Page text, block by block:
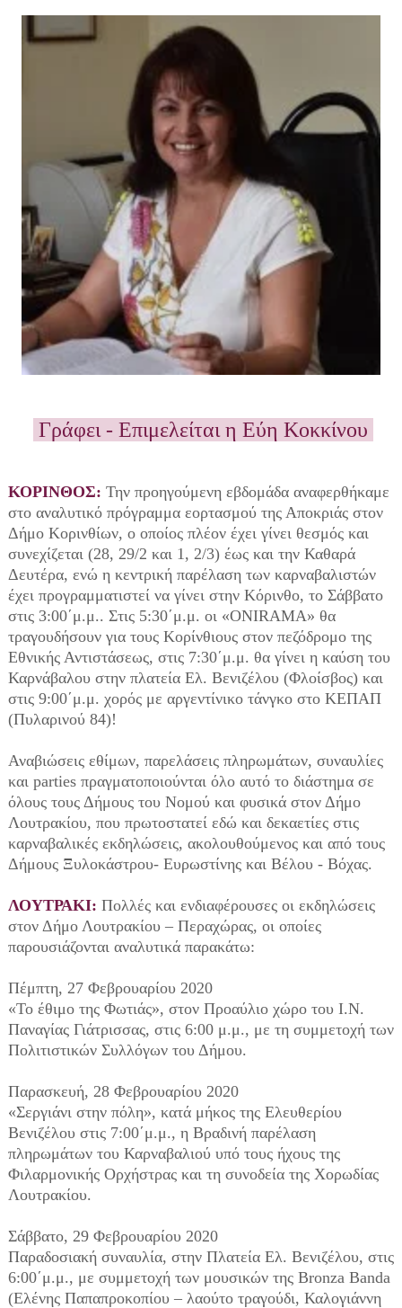
Γράφει - Επιμελείται η Εύη Κοκκίνου
ΚΟΡΙΝΘΟΣ: Την προηγούμενη εβδομάδα αναφερθήκαμε
στο αναλυτικό πρόγραμμα εορτασμού της Αποκριάς στον
Δήμο Κορινθίων, ο οποίος πλέον έχει γίνει θεσμός και
συνεχίζεται (28, 29/2 και 1, 2/3) έως και την Καθαρά
Δευτέρα, ενώ η κεντρική παρέλαση των καρναβαλιστών
έχει προγραμματιστεί να γίνει στην Κόρινθο, το Σάββατο
στις 3:00΄μ.μ.. Στις 5:30΄μ.μ. οι «ONIRAMA» θα
τραγουδήσουν για τους Κορίνθιους στον πεζόδρομο της
Εθνικής Αντιστάσεως, στις 7:30΄μ.μ. θα γίνει η καύση του
Καρνάβαλου στην πλατεία Ελ. Βενιζέλου (Φλοίσβος) και
στις 9:00΄μ.μ. χορός με αργεντίνικο τάνγκο στο ΚΕΠΑΠ
(Πυλαρινού 84)!
Αναβιώσεις εθίμων, παρελάσεις πληρωμάτων, συναυλίες
και parties πραγματοποιούνται όλο αυτό το διάστημα σε
όλους τους Δήμους του Νομού και φυσικά στον Δήμο
Λουτρακίου, που πρωτοστατεί εδώ και δεκαετίες στις
καρναβαλικές εκδηλώσεις, ακολουθούμενος και από τους
Δήμους Ξυλοκάστρου- Ευρωστίνης και Βέλου - Βόχας.
ΛΟΥΤΡΑΚΙ: Πολλές και ενδιαφέρουσες οι εκδηλώσεις
στον Δήμο Λουτρακίου – Περαχώρας, οι οποίες
παρουσιάζονται αναλυτικά παρακάτω:
Πέμπτη, 27 Φεβρουαρίου 2020
«Το έθιμο της Φωτιάς», στον Προαύλιο χώρο του Ι.Ν.
Παναγίας Γιάτρισσας, στις 6:00 μ.μ., με τη συμμετοχή των
Πολιτιστικών Συλλόγων του Δήμου.
Παρασκευή, 28 Φεβρουαρίου 2020
«Σεργιάνι στην πόλη», κατά μήκος της Ελευθερίου
Βενιζέλου στις 7:00΄μ.μ., η Βραδινή παρέλαση
πληρωμάτων του Καρναβαλιού υπό τους ήχους της
Φιλαρμονικής Ορχήστρας και τη συνοδεία της Χορωδίας
Λουτρακίου.
Σάββατο, 29 Φεβρουαρίου 2020
Παραδοσιακή συναυλία, στην Πλατεία Ελ. Βενιζέλου, στις
6:00΄μ.μ., με συμμετοχή των μουσικών της Bronza Banda
(Ελένης Παπαπροκοπίου – λαούτο τραγούδι, Καλογιάννη